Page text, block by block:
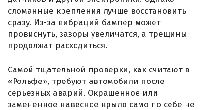
сломанные крепления лучше восстановить
сразу. Из-за вибраций бампер может
провиснуть, зазоры увеличатся, а трещины
продолжат расходиться.
Самой тщательной проверки, как считают в
«Рольфе», требуют автомобили после
серьезных аварий. Окрашенное или
замененное навесное крыло само по себе не